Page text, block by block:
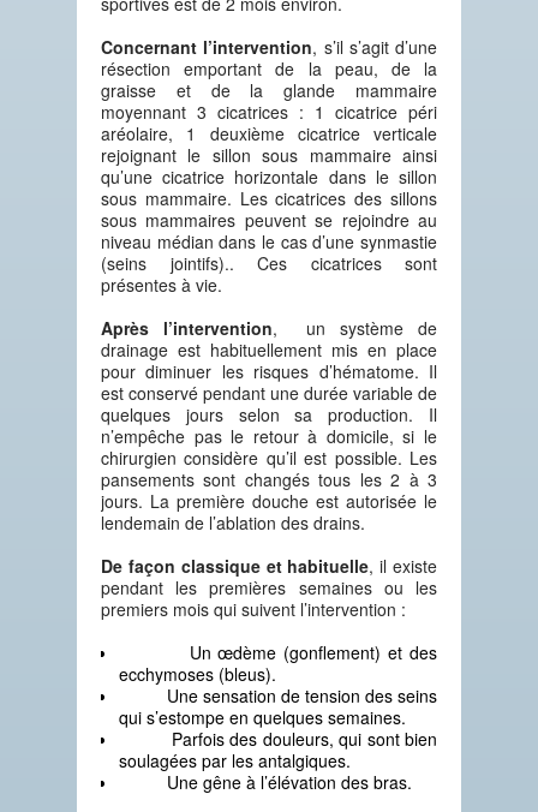
Concernant l’intervention, s’il s’agit d’une
résection emportant de la peau, de la
graisse et de la glande mammaire
moyennant 3 cicatrices : 1 cicatrice péri
aréolaire, 1 deuxième cicatrice verticale
rejoignant le sillon sous mammaire ainsi
qu’une cicatrice horizontale dans le sillon
sous mammaire. Les cicatrices des sillons
sous mammaires peuvent se rejoindre au
niveau médian dans le cas d’une synmastie
(seins jointifs).. Ces cicatrices sont
présentes à vie.
Après l’intervention, un système de
drainage est habituellement mis en place
pour diminuer les risques d’hématome. Il
est conservé pendant une durée variable de
quelques jours selon sa production. Il
n’empêche pas le retour à domicile, si le
chirurgien considère qu’il est possible. Les
pansements sont changés tous les 2 à 3
jours. La première douche est autorisée le
lendemain de l’ablation des drains.
De façon classique et habituelle, il existe
pendant les premières semaines ou les
premiers mois qui suivent l’intervention :
Un œdème (gonflement) et des
ecchymoses (bleus).
Une sensation de tension des seins
qui s’estompe en quelques semaines.
Parfois des douleurs, qui sont bien
soulagées par les antalgiques.
Une gêne à l’élévation des bras.